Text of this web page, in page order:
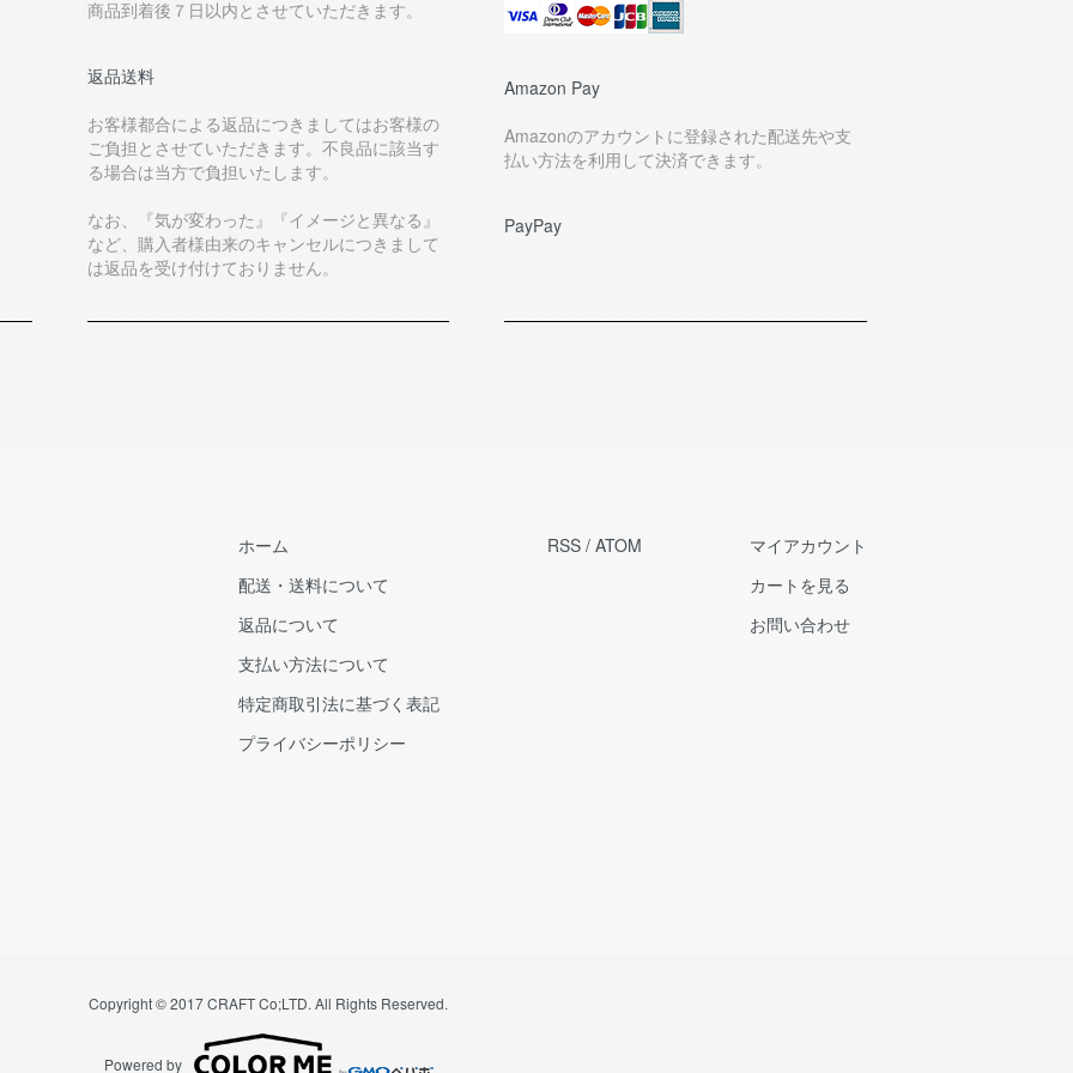
商品到着後７日以内とさせていただきます。
返品送料
お客様都合による返品につきましてはお客様の
ご負担とさせていただきます。不良品に該当す
る場合は当方で負担いたします。
なお、『気が変わった』『イメージと異なる』
など、購入者様由来のキャンセルにつきまして
は返品を受け付けておりません。
Amazon Pay
Amazonのアカウントに登録された配送先や支
払い方法を利用して決済できます。
PayPay
ホーム
配送・送料について
返品について
支払い方法について
特定商取引法に基づく表記
プライバシーポリシー
RSS / ATOM
マイアカウント
カートを見る
お問い合わせ
Copyright © 2017 CRAFT Co;LTD. All Rights Reserved.
Powered by